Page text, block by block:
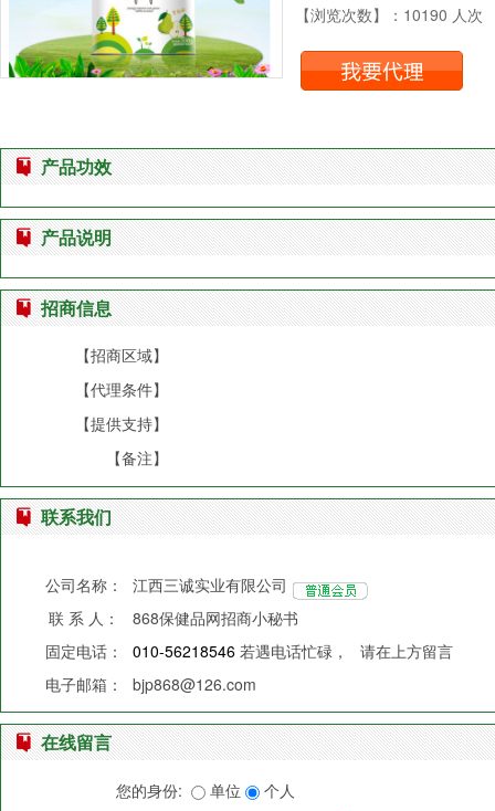
【浏览次数】：10190 人次
产品功效
产品说明
招商信息
【招商区域】
【代理条件】
【提供支持】
【备注】
联系我们
公司名称：
江西三诚实业有限公司
联 系 人：
868保健品网招商小秘书
固定电话：
010-56218546 若遇电话忙碌，
请在上方留言
电子邮箱：
bjp868@126.com
在线留言
您的身份: 单位
个人